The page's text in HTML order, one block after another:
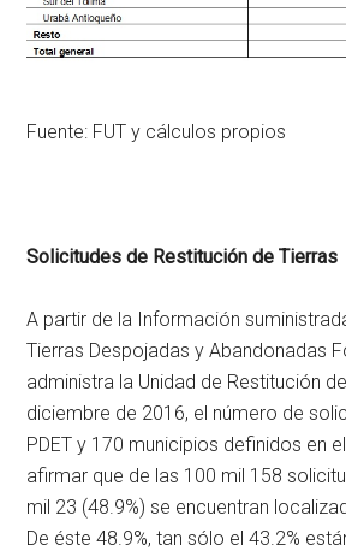
Fuente: FUT y cálculos propios
Solicitudes de Restitución de Tierras
A partir de la Información
Tierras Despojadas y Abandonadas
administra la Unidad de Restitución
diciembre de 2016, el número de
PDET y 170 municipios definidos en
afirmar que de las 100 mil 158
mil 23 (48.9%) se encuentran
De éste 48.9%, tan sólo el 43.2%